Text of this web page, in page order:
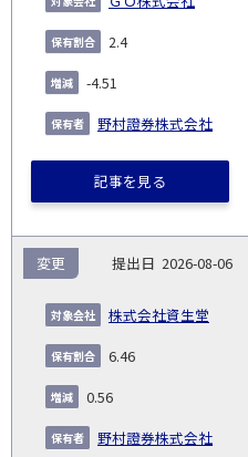
2.4
-4.51
野村證券株式会社
記事を見る
2026-08-06
株式会社資生堂
変更
6.46
0.56
野村證券株式会社